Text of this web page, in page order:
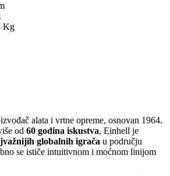
Kg
alata i vrtne opreme, osnovan 1964.
od 60 godina iskustva, Einhell je
globalnih igrača u području
se ističe intuitivnom i moćnom linijom